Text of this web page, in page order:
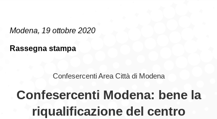
Modena, 19 ottobre 2020
Rassegna stampa
Confesercenti Area Città di Modena
Confesercenti Modena: bene la
riqualificazione del centro